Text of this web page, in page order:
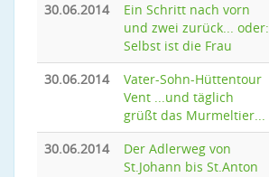
30.06.2014
Ein Schritt nach vorn
und zwei zurück... oder:
Selbst ist die Frau
30.06.2014
Vater-Sohn-Hüttentour
Vent ...und täglich
grüßt das Murmeltier...
30.06.2014
Der Adlerweg von
St.Johann bis St.Anton